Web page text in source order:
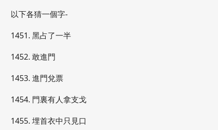
以下各猜一個字-
1451. 黑占了一半
1452. 敢進門
1453. 進門兌票
1454. 門裏有人拿支戈
1455. 埋首衣中只見口